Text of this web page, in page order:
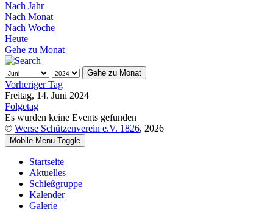
Nach Jahr
Nach Monat
Nach Woche
Heute
Gehe zu Monat
Gehe zu Monat
Vorheriger Tag
Freitag, 14. Juni 2024
Folgetag
Es wurden keine Events gefunden
© Werse Schützenverein e.V. 1826, 2026
Mobile Menu Toggle
Startseite
Aktuelles
Schießgruppe
Kalender
Galerie